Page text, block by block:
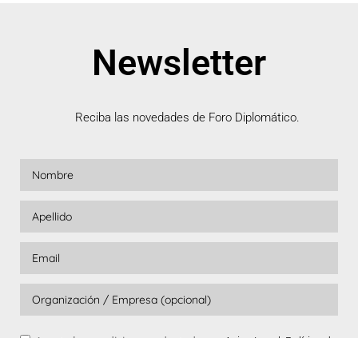
Newsletter
Reciba las novedades de Foro Diplomático.